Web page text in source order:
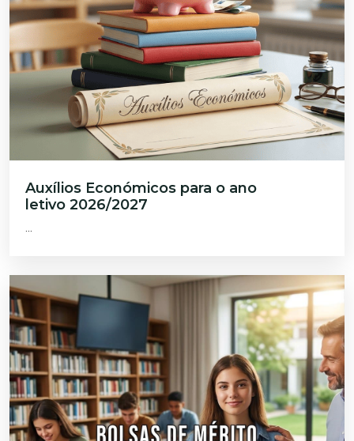
Auxílios Económicos para o ano
letivo 2026/2027
...